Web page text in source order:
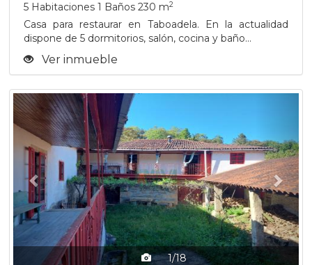
5 Habitaciones 1 Baños 230 m2
Casa para restaurar en Taboadela. En la actualidad
dispone de 5 dormitorios, salón, cocina y baño...
Ver inmueble
1/18
Previous